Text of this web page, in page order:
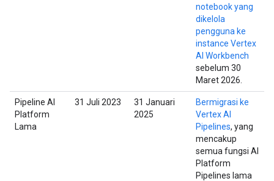
notebook yang
dikelola
pengguna ke
instance Vertex
AI Workbench
sebelum 30
Maret 2026.
Pipeline AI
Platform
Lama
31 Juli 2023
31 Januari
2025
Bermigrasi ke
Vertex AI
Pipelines, yang
mencakup
semua fungsi AI
Platform
Pipelines lama